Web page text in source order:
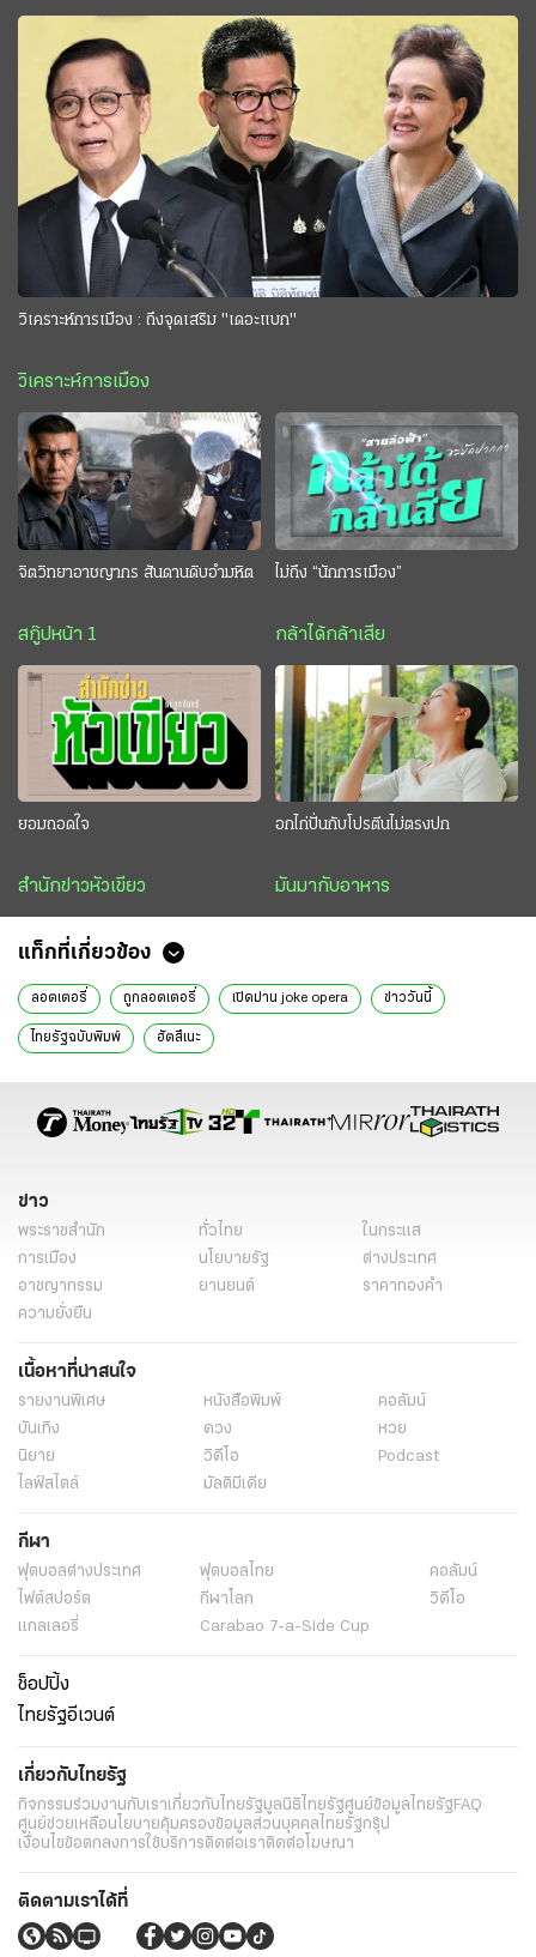
วิเคราะห์การเมือง : ถึงจุดเสริม "เดอะแบก"
วิเคราะห์การเมือง
จิตวิทยาอาชญากร สันดานดิบอำมหิต
สกู๊ปหน้า 1
ไม่ถึง “นักการเมือง”
กล้าได้กล้าเสีย
ยอมถอดใจ
สำนักข่าวหัวเขียว
อกไก่ปั่นกับโปรตีนไม่ตรงปก
มันมากับอาหาร
แท็กที่เกี่ยวข้อง
ลอตเตอรี่ ถูกลอตเตอรี่ เปิดม่าน joke opera ข่าววันนี้
ไทยรัฐฉบับพิมพ์ ฮัตสึเนะ
ข่าว
พระราชสำนัก ทั่วไทย
ในกระแส
การเมือง
นโยบายรัฐ
ต่างประเทศ
อาชญากรรม
ยานยนต์
ราคาทองคำ
ความยั่งยืน
เนื้อหาที่น่าสนใจ
รายงานพิเศษ หนังสือพิมพ์
คอลัมน์
บันเทิง
ดวง
หวย
นิยาย
วิดีโอ
Podcast
ไลฟ์สไตล์
มัลติมีเดีย
กีฬา
ฟุตบอลต่่างประเทศ ฟุตบอลไทย
คอลัมน์
ไฟต์สปอร์ต
กีฬาโลก
วิดีโอ
แกลเลอรี่
Carabao 7-a-Side Cup
ช็อปปิ้ง
ไทยรัฐอีเวนต์
เกี่ยวกับไทยรัฐ
กิจกรรมร่วมงานกับเราเกี่ยวกับไทยรัฐมูลนิธิไทยรัฐศูนย์ข้อมูลไทยรัฐFAQ
ศูนย์ช่วยเหลือนโยบายคุ้มครองข้อมูลส่วนบุคคลไทยรัฐกรุ๊ป
เงื่อนไขข้อตกลงการใช้บริการติดต่อเราติดต่อโฆษณา
ติดตามเราได้ที่